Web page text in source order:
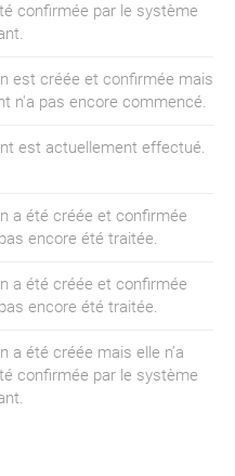
confirmée par le système
est créée et confirmée mais
n'a pas encore commencé.
est actuellement effectué.
a été créée et confirmée
encore été traitée.
a été créée et confirmée
encore été traitée.
a été créée mais elle n’a
confirmée par le système